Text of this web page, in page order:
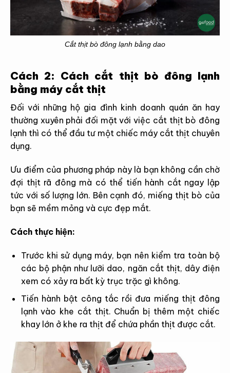
Cắt thịt bò đông lạnh bằng dao
Cách 2: Cách cắt thịt bò đông lạnh
bằng máy cắt thịt
Đối với những hộ gia đình kinh doanh quán ăn hay
thường xuyên phải đối mặt với việc cắt thịt bò đông
lạnh thì có thể đầu tư một chiếc máy cắt thịt chuyên
dụng.
Ưu điểm của phương pháp này là bạn không cần chờ
đợi thịt rã đông mà có thể tiến hành cắt ngay lập
tức với số lượng lớn. Bên cạnh đó, miếng thịt bò của
bạn sẽ mềm mỏng và cực đẹp mắt.
Cách thực hiện:
Trước khi sử dụng máy, bạn nên kiểm tra toàn bộ
các bộ phận như lưỡi dao, ngăn cắt thịt, dây điện
xem có xảy ra bất kỳ trục trặc gì không.
Tiến hành bật công tắc rồi đưa miếng thịt đông
lạnh vào khe cắt thịt. Chuẩn bị thêm một chiếc
khay lớn ở khe ra thịt để chứa phần thịt được cắt.